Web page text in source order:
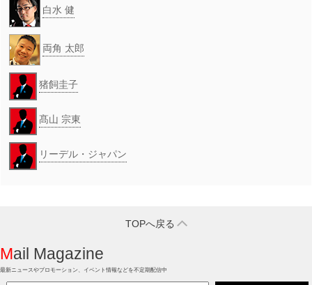
白水 健
両角 太郎
猪飼圭子
髙山 宗東
リーデル・ジャパン
TOPへ戻る
Mail Magazine
最新ニュースやプロモーション、イベント情報などを不定期配信中